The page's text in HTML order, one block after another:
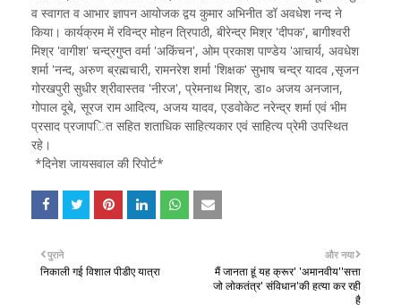
व स्वागत व आभार ज्ञापन आयोजक द्वय कुमार अभिनीत डॉ अवधेश नन्द ने
किया। कार्यक्रम में रविन्द्र मोहन त्रिपाठी, बीरेन्द्र मिश्र 'दीपक', बागीश्वरी
मिश्र 'वागीश' चन्द्रगुप्त वर्मा 'अकिंचन', ओम प्रकाश पाण्डेय 'आचार्य, अवधेश
शर्मा 'नन्द, अरुण ब्रह्मचारी, रामनरेश शर्मा 'शिक्षक' सुभाष चन्द्र यादव ,सृजन
गोरखपुरी सुधीर श्रीवास्तव 'नीरज', प्रेमनाथ मिश्र, डा० अजय अनजान,
गोपाल दूबे, सूरज राम आदित्य, अजय यादव, एडवोकेट नरेन्द्र शर्मा एवं भीम
प्रसाद प्रजाप‌‌ित सहित शताधिक साहित्यकार एवं साहित्य प्रेमी उपस्थित
रहे।
*दिनेश जायसवाल की रिपोर्ट*
और नया
मैं जानता हूं यह क्रूर' 'अमानवीय''सत्ता
जो लोकतंत्र' संविधान'की हत्या कर रही
है
पुराने
निकाली गई विशाल पीडीए यात्रा